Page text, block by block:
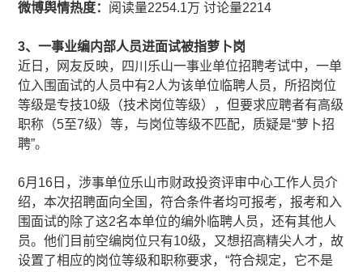
微博舆情热度： 阅读量2254.1万 讨论量2214
3、一事业编内部人员进面试被指萝卜岗
近日，网友反映，四川乐山一事业单位招聘考试中，一单
位入围面试的人员中有2人为该单位临聘人员，所招岗位
等级是专技10级（技术岗位等级），但要求应聘者有高级
职称（5至7级）等，与岗位等级不匹配，质疑是“萝卜招
聘”。
6月16日，涉事单位乐山市财政投资评审中心工作人员介
绍，本次招聘面向全国，符合条件者均可报考，报考和入
围面试的除了这2名本单位的编外临聘人员，还有其他人
员。他们目前空编岗位只有10级，又想招高精尖人才，故
设置了相应的岗位等级和职称要求，“符合规定，它不是